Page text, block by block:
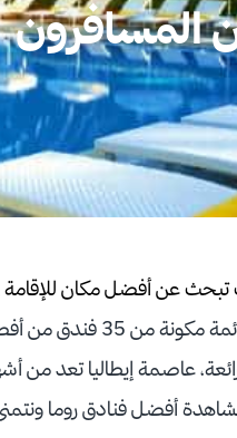
من المسافرون
تبحث عن أفضل مكان
من أفضل الفنادق في
عاصمة إيطاليا تعد
أفضل فنادق روما ونتمنى